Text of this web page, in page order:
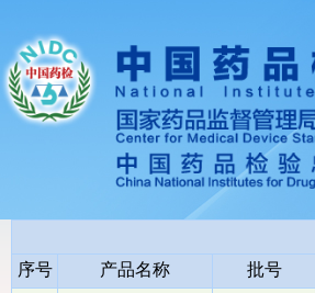
序号
产品名称 批号